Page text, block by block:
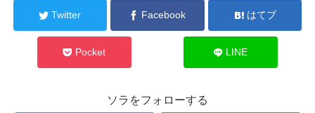
Twitter Facebook はてブ
Pocket LINE
ソラをフォローする